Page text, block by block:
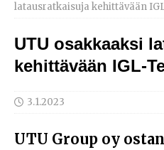
latausratkaisuja kehittävään
UTU osakkaaksi
kehittävään IGL-
3.1.2023
UTU Group oy